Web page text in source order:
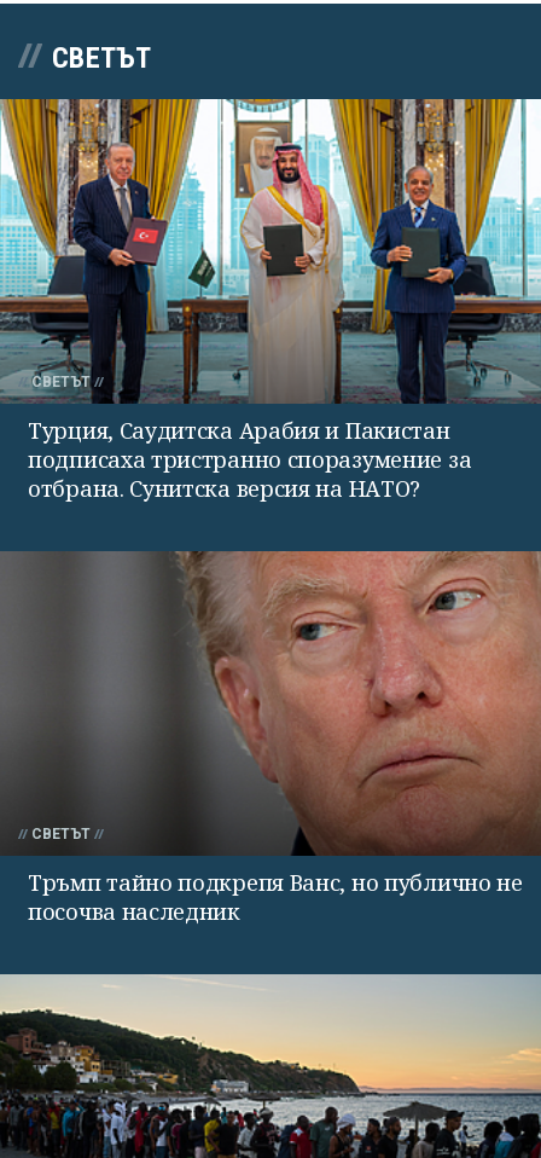
СВЕТЪТ
СВЕТЪТ
Турция, Саудитска Арабия и Пакистан
подписаха тристранно споразумение за
отбрана. Сунитска версия на НАТО?
СВЕТЪТ
Тръмп тайно подкрепя Ванс, но публично не
посочва наследник